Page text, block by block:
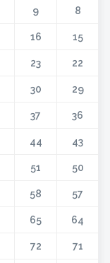
8
9
15
16
22
23
29
30
36
37
43
44
50
51
57
58
64
65
71
72